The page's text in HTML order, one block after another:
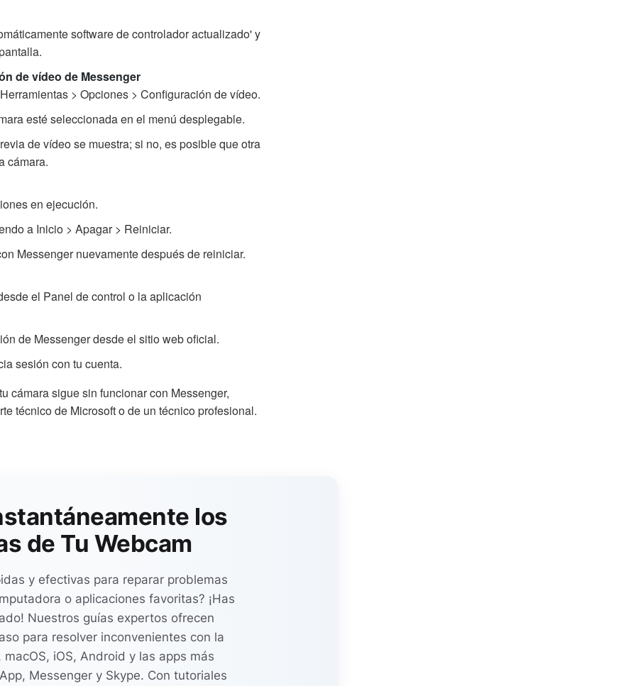
software de controlador actualizado' y
de vídeo de Messenger
> Opciones > Configuración de vídeo.
esté seleccionada en el menú desplegable.
de vídeo se muestra; si no, es posible que otra
cámara.
en ejecución.
a Inicio > Apagar > Reiniciar.
Messenger nuevamente después de reiniciar.
el Panel de control o la aplicación
de Messenger desde el sitio web oficial.
sesión con tu cuenta.
cámara sigue sin funcionar con Messenger,
técnico de Microsoft o de un técnico profesional.
los
de Tu Webcam
y efectivas para reparar problemas
o aplicaciones favoritas? ¡Has
Nuestros guías expertos ofrecen
para resolver inconvenientes con la
iOS, Android y las apps más
Messenger y Skype. Con tutoriales